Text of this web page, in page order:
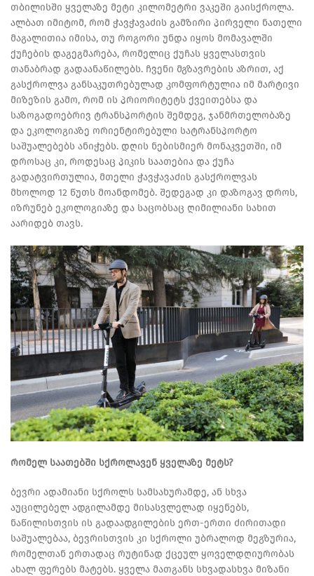
თბილისში ყველაზე მეტი კილომეტრი ვაკეში გაისქროლა.
ალბათ იმიტომ, რომ ჭავჭავაძის გამზირი პირველი ნათელი
მაგალითია იმისა, თუ როგორი უნდა იყოს მომავალში
ქუჩების დაგეგმარება, რომელიც ქუჩას ყველასთვის
თანაბრად გადაანაწილებს. ჩვენი მგზავრების აზრით, აქ
გასქროლვა განსაკუთრებულად კომფორტულია იმ მარტივი
მიზეზის გამო, რომ ის პრიორიტეტს ქვეითებსა და
საზოგადოებრივ ტრანსპორტის შემდეგ, ჯანმრთელობაზე
და ეკოლოგიაზე ორიენტირებული სატრანსპორტო
საშუალებებს ანიჭებს. დღის ნებისმიერ მონაკვეთში, იმ
დროსაც კი, როდესაც პიკის საათებია და ქუჩა
გადატვირთულია, მთელი ჭავჭავაძის გასქროლვას
მხოლოდ 12 წუთს მოანდომებ. შედეგად კი დაზოგავ დროს,
იზრუნებ ეკოლოგიაზე და საცობსაც ღიმილიანი სახით
აარიდებ თავს.
რომელ საათებში სქროლავენ ყველაზე მეტს?
ბევრი ადამიანი სქროლს სამსახურამდე, ან სხვა
აუცილებელ ადგილამდე მისასვლელად იყენებს,
ნაწილისთვის ის გადაადგილების ერთ-ერთი ძირითადი
საშუალებაა, ბევრისთვის კი სქროლი უბრალოდ მეგზურია,
რომელთან ერთადაც რუტინად ქცეულ ყოველდღიურობას
ახალ ფერებს მატებს. ყველა მათგანს სხვადასხვა მიზანი